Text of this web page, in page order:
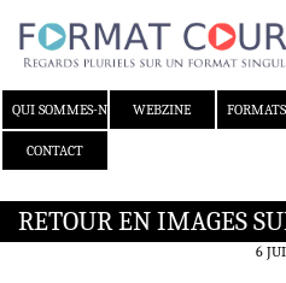
QUI SOMMES-NOUS ?WEBZINE FORMATS
CONTACT
RETOUR EN IMAGES
6